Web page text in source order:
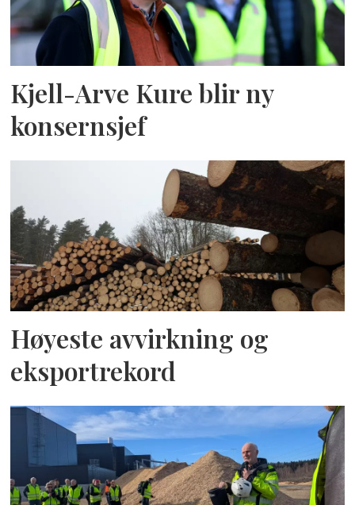
Kjell-Arve Kure blir ny
konsernsjef
Høyeste avvirkning og
eksportrekord